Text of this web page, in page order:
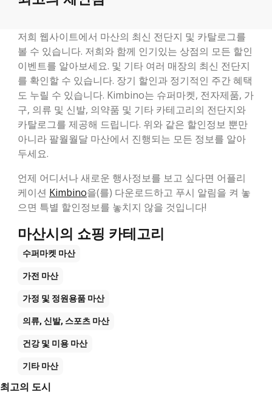
저희 웹사이트에서 마산의 최신 전단지 및 카탈로그를
볼 수 있습니다. 저희와 함께 인기있는 상점의 모든 할인
이벤트를 알아보세요. 및 기타 여러 매장의 최신 전단지
를 확인할 수 있습니다. 장기 할인과 정기적인 주간 혜택
도 누릴 수 있습니다. Kimbino는 슈퍼마켓, 전자제품, 가
구, 의류 및 신발, 의약품 및 기타 카테고리의 전단지와
카탈로그를 제공해 드립니다. 위와 같은 할인정보 뿐만
아니라 팔월월달 마산에서 진행되는 모든 정보를 알아
두세요.
언제 어디서나 새로운 행사정보를 보고 싶다면 어플리
케이션 Kimbino을(를) 다운로드하고 푸시 알림을 켜 놓
으면 특별 할인정보를 놓치지 않을 것입니다!
마산시의 쇼핑 카테고리
수퍼마켓 마산
가전 마산
가정 및 정원용품 마산
의류, 신발, 스포츠 마산
건강 및 미용 마산
기타마산
최고의 도시